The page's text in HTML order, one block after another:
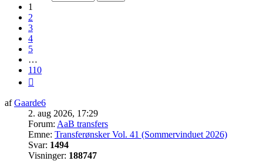
1
2
3
4
5
…
110
afGaarde6
2. aug 2026, 17:29
Forum: AaB transfers
Emne: Transferønsker Vol. 41 (Sommervinduet 2026)
Svar: 1494
Visninger: 188747